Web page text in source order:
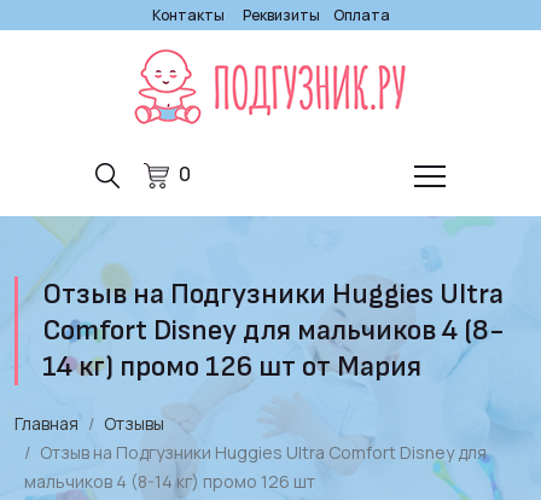
Контакты Реквизиты Оплата
0
Отзыв на Подгузники Huggies Ultra
Comfort Disney для мальчиков 4 (8-
14 кг) промо 126 шт от Мария
Главная
Отзывы
Отзыв на Подгузники Huggies Ultra Comfort Disney для
мальчиков 4 (8-14 кг) промо 126 шт